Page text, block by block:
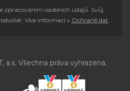
zpracováním osobních údajů. Svůj
Více informací v Ochraně dat.
a.s. Všechna práva vyhrazena.